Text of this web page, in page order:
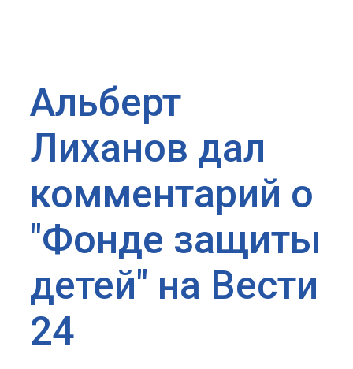
Альберт
Лиханов дал
комментарий о
"Фонде защиты
детей" на Вести
24